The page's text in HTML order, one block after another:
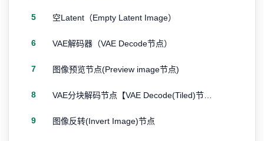
5 空Latent（Empty Latent Image）
6 VAE解码器（VAE Decode节点）
7 图像预览节点(Preview image节点)
8
9 图像反转(Invert Image)节点